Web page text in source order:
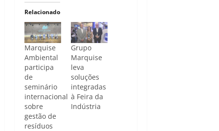
Relacionado
Marquise
Ambiental
participa
de
seminário
internacional
sobre
gestão de
resíduos
Grupo
Marquise
leva
soluções
integradas
à Feira da
Indústria